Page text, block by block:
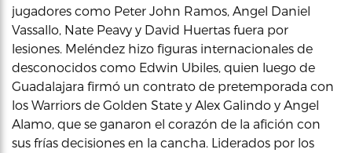
jugadores como Peter John Ramos, Angel Daniel
Vassallo, Nate Peavy y David Huertas fuera por
lesiones. Meléndez hizo figuras internacionales de
desconocidos como Edwin Ubiles, quien luego de
Guadalajara firmó un contrato de pretemporada con
los Warriors de Golden State y Alex Galindo y Angel
Alamo, que se ganaron el corazón de la afición con
sus frías decisiones en la cancha. Liderados por los